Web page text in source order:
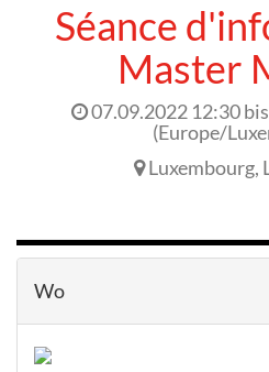
Séance
Master
07.09.2022 12:30bis
(Europe/
Luxembourg,
Wo